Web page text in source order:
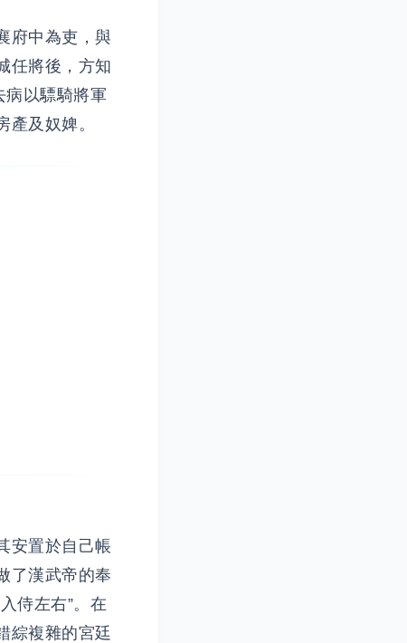
府中為吏，與
任將後，方知
病以驃騎將軍
及奴婢。
安置於自己帳
了漢武帝的奉
侍左右”。在
綜複雜的宮廷